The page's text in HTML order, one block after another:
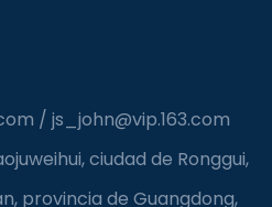
/ js_john@vip.163.com
ciudad de Ronggui,
provincia de Guangdong,